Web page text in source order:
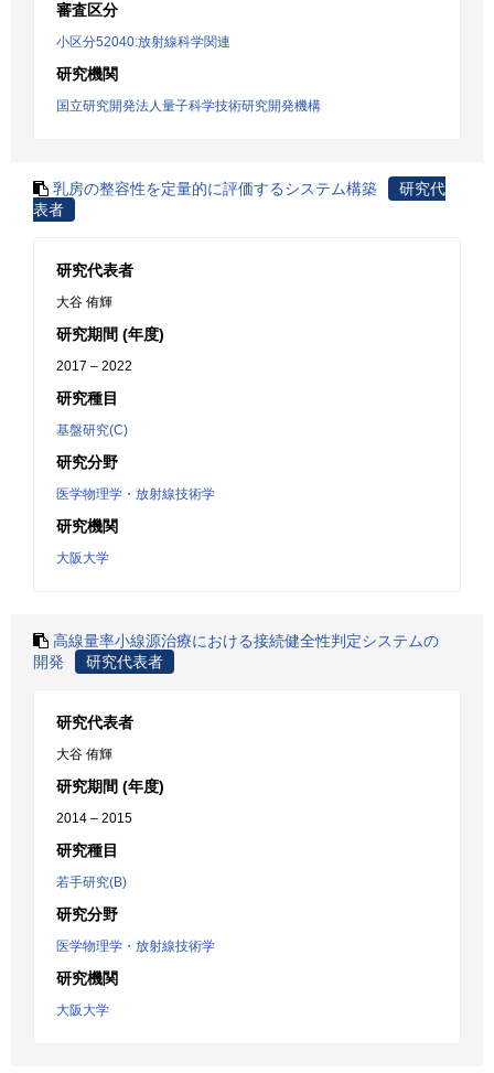
審査区分
小区分52040:放射線科学関連
研究機関
国立研究開発法人量子科学技術研究開発機構
乳房の整容性を定量的に評価するシステム構築
研究代
表者
研究代表者
大谷 侑輝
研究期間 (年度)
2017 – 2022
研究種目
基盤研究(C)
研究分野
医学物理学・放射線技術学
研究機関
大阪大学
高線量率小線源治療における接続健全性判定システムの
開発
研究代表者
研究代表者
大谷 侑輝
研究期間 (年度)
2014 – 2015
研究種目
若手研究(B)
研究分野
医学物理学・放射線技術学
研究機関
大阪大学